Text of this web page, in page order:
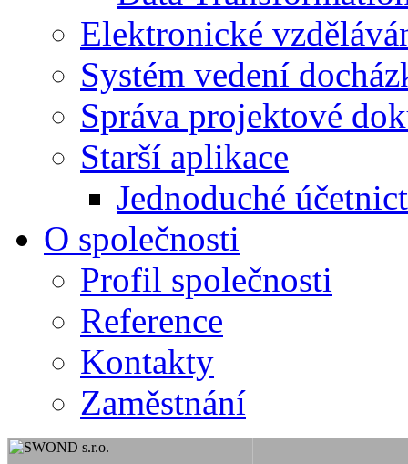
Elektronické
Systém vedení
Správa projektové
Starší aplikace
Jednoduché
O společnosti
Profil společnosti
Reference
Kontakty
Zaměstnání